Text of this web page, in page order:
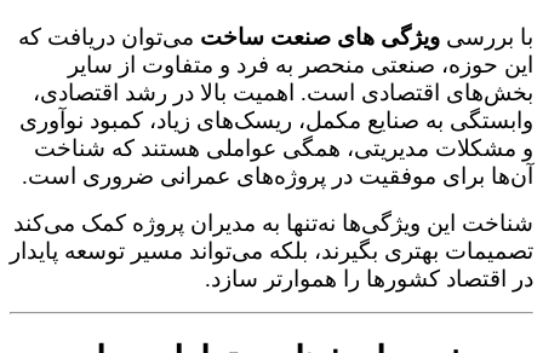
با بررسی ویژگی های صنعت ساخت می‌توان دریافت که
این حوزه، صنعتی منحصر به فرد و متفاوت از سایر
بخش‌های اقتصادی است. اهمیت بالا در رشد اقتصادی،
وابستگی به صنایع مکمل، ریسک‌های زیاد، کمبود نوآوری
و مشکلات مدیریتی، همگی عواملی هستند که شناخت
آن‌ها برای موفقیت در پروژه‌های عمرانی ضروری است.
شناخت این ویژگی‌ها نه‌تنها به مدیران پروژه کمک می‌کند
تصمیمات بهتری بگیرند، بلکه می‌تواند مسیر توسعه پایدار
در اقتصاد کشورها را هموارتر سازد.